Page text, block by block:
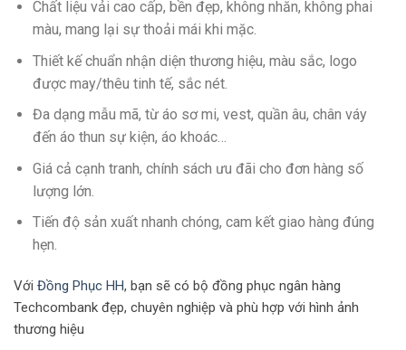
Chất liệu vải cao cấp, bền đẹp, không nhăn, không phai
màu, mang lại sự thoải mái khi mặc.
Thiết kế chuẩn nhận diện thương hiệu, màu sắc, logo
được may/thêu tinh tế, sắc nét.
Đa dạng mẫu mã, từ áo sơ mi, vest, quần âu, chân váy
đến áo thun sự kiện, áo khoác…
Giá cả cạnh tranh, chính sách ưu đãi cho đơn hàng số
lượng lớn.
Tiến độ sản xuất nhanh chóng, cam kết giao hàng đúng
hẹn.
Với Đồng Phục HH, bạn sẽ có bộ đồng phục ngân hàng
Techcombank đẹp, chuyên nghiệp và phù hợp với hình ảnh
thương hiệu